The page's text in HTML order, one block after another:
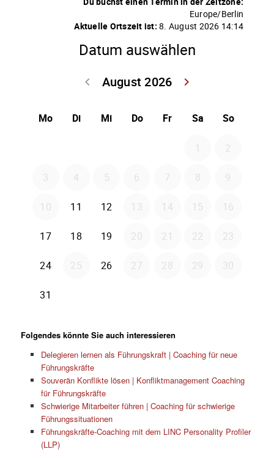
Folgendes könnte Sie auch interessieren
Delegieren lernen als Führungskraft | Coaching für neue
Führungskräfte
Souverän Konflikte lösen | Konfliktmanagement Coaching
für Führungskräfte
Schwierige Mitarbeiter führen | Coaching für schwierige
Führungssituationen
Führungskräfte-Coaching mit dem LINC Personality Profiler
(LLP)